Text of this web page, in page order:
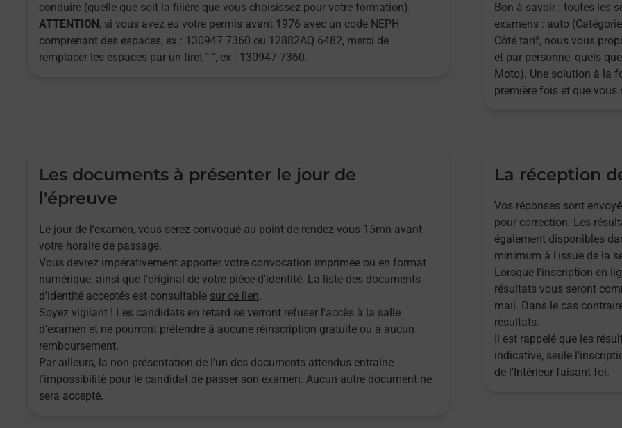
conduire (quelle que soit la filière que vous choisissez pour votre formation).
ATTENTION, si vous avez eu votre permis avant 1976 avec un code NEPH
comprenant des espaces, ex : 130947 7360 ou 12882AQ 6482, merci de
remplacer les espaces par un tiret "-", ex : 130947-7360.
Bon à savoir : toutes les
examens : auto
Côté tarif, nous vous
et par personne, quels
Moto). Une solution à la
première fois et que vous
Les documents à présenter le jour de
l'épreuve
Le jour de l'examen, vous serez convoqué au point de rendez-vous 15mn avant
votre horaire de passage.
Vous devrez impérativement apporter votre convocation imprimée ou en format
numérique, ainsi que l'original de votre pièce d'identité. La liste des documents
d'identité acceptés est consultable sur ce lien.
Soyez vigilant ! Les candidats en retard se verront refuser l'accès à la salle
d'examen et ne pourront prétendre à aucune réinscription gratuite ou à aucun
remboursement.
Par ailleurs, la non-présentation de l'un des documents attendus entraîne
l'impossibilité pour le candidat de passer son examen. Aucun autre document ne
sera accepté.
La réception
Vos réponses sont
pour correction. Les
également disponibles
minimum à l'issue de la
Lorsque l'inscription en
résultats vous seront
mail. Dans le cas
résultats.
Il est rappelé que les
indicative, seule
de l'Intérieur faisant foi.